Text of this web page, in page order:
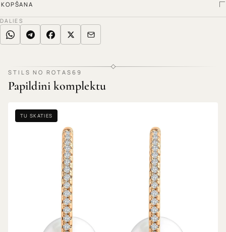
KOPŠANA
DALIES
STILS NO ROTAS69
Papildini komplektu
TU SKATIES